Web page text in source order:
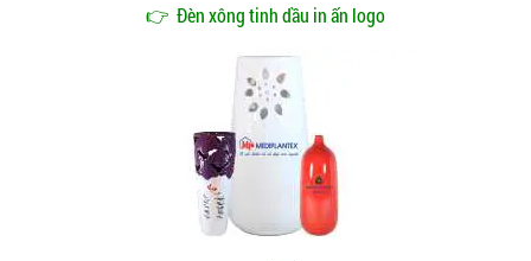
👉 Đèn xông tinh dầu in ấn logo